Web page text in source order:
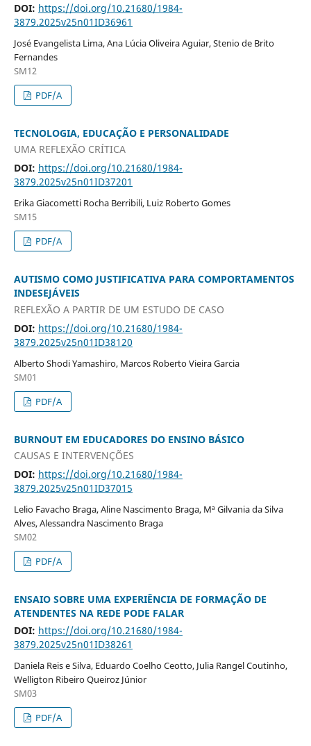
DOI: https://doi.org/10.21680/1984-
3879.2025v25n01ID36961
José Evangelista Lima, Ana Lúcia Oliveira Aguiar, Stenio de Brito
Fernandes
SM12
PDF/A
TECNOLOGIA, EDUCAÇÃO E PERSONALIDADE
UMA REFLEXÃO CRÍTICA
DOI: https://doi.org/10.21680/1984-
3879.2025v25n01ID37201
Erika Giacometti Rocha Berribili, Luiz Roberto Gomes
SM15
PDF/A
AUTISMO COMO JUSTIFICATIVA PARA COMPORTAMENTOS
INDESEJÁVEIS
REFLEXÃO A PARTIR DE UM ESTUDO DE CASO
DOI: https://doi.org/10.21680/1984-
3879.2025v25n01ID38120
Alberto Shodi Yamashiro, Marcos Roberto Vieira Garcia
SM01
PDF/A
BURNOUT EM EDUCADORES DO ENSINO BÁSICO
CAUSAS E INTERVENÇÕES
DOI: https://doi.org/10.21680/1984-
3879.2025v25n01ID37015
Lelio Favacho Braga, Aline Nascimento Braga, Mª Gilvania da Silva
Alves, Alessandra Nascimento Braga
SM02
PDF/A
ENSAIO SOBRE UMA EXPERIÊNCIA DE FORMAÇÃO DE
ATENDENTES NA REDE PODE FALAR
DOI: https://doi.org/10.21680/1984-
3879.2025v25n01ID38261
Daniela Reis e Silva, Eduardo Coelho Ceotto, Julia Rangel Coutinho,
Welligton Ribeiro Queiroz Júnior
SM03
PDF/A